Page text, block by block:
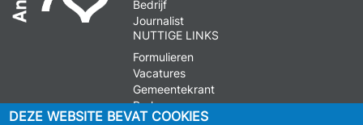
Bedrijf
Journalist
NUTTIGE LINKS
Formulieren
Vacatures
Gemeentekrant
Parkeren
DEZE WEBSITE BEVAT COOKIES